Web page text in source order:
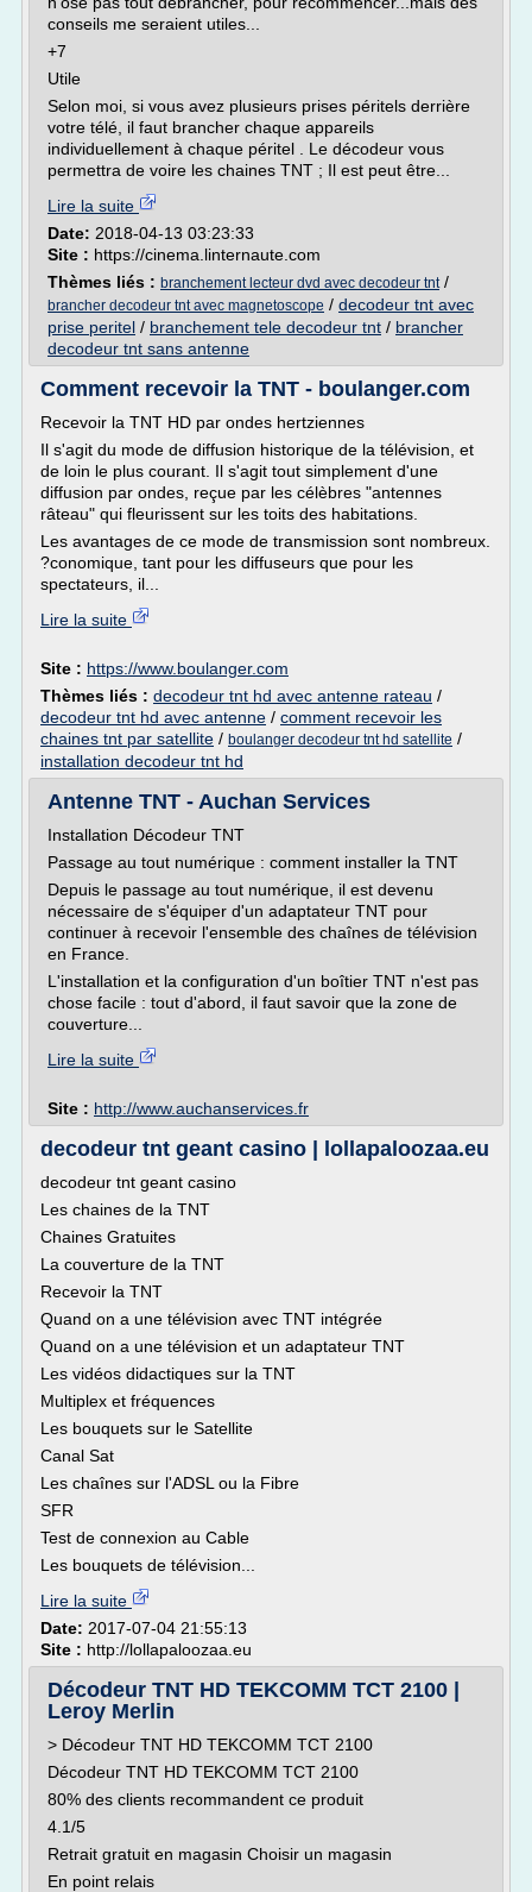
conseils me seraient utiles...
+7
Utile
Selon moi, si vous avez plusieurs prises péritels derrière
votre télé, il faut brancher chaque appareils
individuellement à chaque péritel . Le décodeur vous
permettra de voire les chaines TNT ; Il est peut être...
Lire la suite
Date: 2018-04-13 03:23:33
Site : https://cinema.linternaute.com
Thèmes liés : branchement lecteur dvd avec decodeur tnt/
brancher decodeur tnt avec magnetoscope / decodeur tnt avec
prise peritel / branchement tele decodeur tnt / brancher
decodeur tnt sans antenne
Comment recevoir la TNT - boulanger.com
Recevoir la TNT HD par ondes hertziennes
Il s'agit du mode de diffusion historique de la télévision, et
de loin le plus courant. Il s'agit tout simplement d'une
diffusion par ondes, reçue par les célèbres "antennes
râteau" qui fleurissent sur les toits des habitations.
Les avantages de ce mode de transmission sont nombreux.
?conomique, tant pour les diffuseurs que pour les
spectateurs, il...
Lire la suite
Site : https://www.boulanger.com
Thèmes liés : decodeur tnt hd avec antenne rateau /
decodeur tnt hd avec antenne / comment recevoir les
chaines tnt par satellite / boulanger decodeur tnt hd satellite /
installation decodeur tnt hd
Antenne TNT - Auchan Services
Installation Décodeur TNT
Passage au tout numérique : comment installer la TNT
Depuis le passage au tout numérique, il est devenu
nécessaire de s'équiper d'un adaptateur TNT pour
continuer à recevoir l'ensemble des chaînes de télévision
en France.
L'installation et la configuration d'un boîtier TNT n'est pas
chose facile : tout d'abord, il faut savoir que la zone de
couverture...
Lire la suite
Site : http://www.auchanservices.fr
decodeur tnt geant casino | lollapaloozaa.eu
decodeur tnt geant casino
Les chaines de la TNT
Chaines Gratuites
La couverture de la TNT
Recevoir la TNT
Quand on a une télévision avec TNT intégrée
Quand on a une télévision et un adaptateur TNT
Les vidéos didactiques sur la TNT
Multiplex et fréquences
Les bouquets sur le Satellite
Canal Sat
Les chaînes sur l'ADSL ou la Fibre
SFR
Test de connexion au Cable
Les bouquets de télévision...
Lire la suite
Date: 2017-07-04 21:55:13
Site : http://lollapaloozaa.eu
Décodeur TNT HD TEKCOMM TCT 2100 |
Leroy Merlin
> Décodeur TNT HD TEKCOMM TCT 2100
Décodeur TNT HD TEKCOMM TCT 2100
80% des clients recommandent ce produit
4.1/5
Retrait gratuit en magasin Choisir un magasin
En point relais